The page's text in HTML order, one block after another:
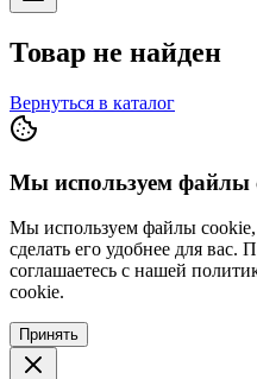
Товар не найден
Вернуться в каталог
Мы используем файлы
Мы используем файлы cookie,
сделать его удобнее для вас.
соглашаетесь с нашей
cookie.
Принять